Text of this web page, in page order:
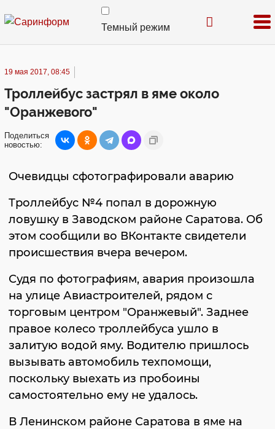
Темный режим
19 мая 2017, 08:45
Троллейбус застрял в яме около
"Оранжевого"
Поделиться
новостью:
Очевидцы сфотографировали аварию
Троллейбус №4 попал в дорожную
ловушку в Заводском районе Саратова. Об
этом сообщили во ВКонтакте свидетели
происшествия вчера вечером.
Судя по фотографиям, авария произошла
на улице Авиастроителей, рядом с
торговым центром "Оранжевый". Заднее
правое колесо троллейбуса ушло в
залитую водой яму. Водителю пришлось
вызывать автомобиль техпомощи,
поскольку выехать из пробоины
самостоятельно ему не удалось.
В Ленинском районе Саратова в яме на